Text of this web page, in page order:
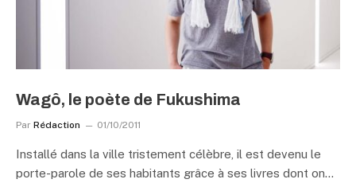
Wagô, le poète de Fukushima
Par Rédaction 01/10/2011
Installé dans la ville tristement célèbre, il est devenu le
porte-parole de ses habitants grâce à ses livres dont on…